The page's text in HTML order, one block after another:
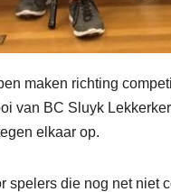
maken richting
van BC Sluyk
elkaar op.
spelers die nog net